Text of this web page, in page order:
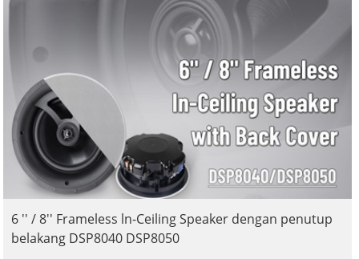
6 '' / 8'' Frameless ln-Ceiling Speaker dengan penutup
belakang DSP8040 DSP8050